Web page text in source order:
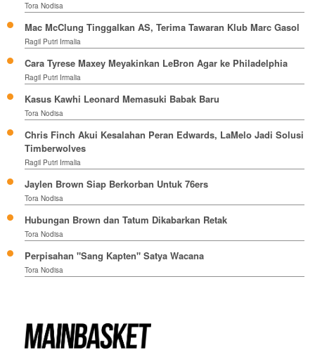
Tora Nodisa
Mac McClung Tinggalkan AS, Terima Tawaran Klub Marc Gasol
Ragil Putri Irmalia
Cara Tyrese Maxey Meyakinkan LeBron Agar ke Philadelphia
Ragil Putri Irmalia
Kasus Kawhi Leonard Memasuki Babak Baru
Tora Nodisa
Chris Finch Akui Kesalahan Peran Edwards, LaMelo Jadi Solusi
Timberwolves
Ragil Putri Irmalia
Jaylen Brown Siap Berkorban Untuk 76ers
Tora Nodisa
Hubungan Brown dan Tatum Dikabarkan Retak
Tora Nodisa
Perpisahan "Sang Kapten" Satya Wacana
Tora Nodisa